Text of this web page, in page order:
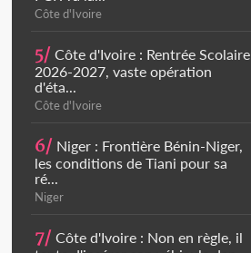
Côte d'Ivoire
5/ Côte d'Ivoire : Rentrée Scolaire
2026-2027, vaste opération
d'éta...
Côte d'Ivoire
6/ Niger : Frontière Bénin-Niger,
les conditions de Tiani pour sa
ré...
Niger
7/ Côte d'Ivoire : Non en règle, il